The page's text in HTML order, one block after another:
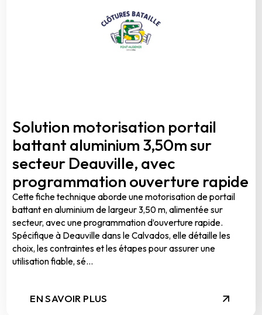
Solution motorisation portail
battant aluminium 3,50m sur
secteur Deauville, avec
programmation ouverture rapide
Cette fiche technique aborde une motorisation de portail
battant en aluminium de largeur 3,50 m, alimentée sur
secteur, avec une programmation d’ouverture rapide.
Spécifique à Deauville dans le Calvados, elle détaille les
choix, les contraintes et les étapes pour assurer une
utilisation fiable, sé...
EN SAVOIR PLUS